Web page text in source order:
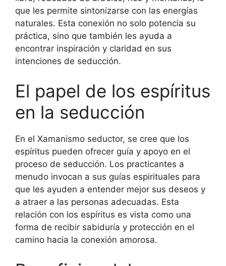
que les permite sintonizarse con las energías
naturales. Esta conexión no solo potencia su
práctica, sino que también les ayuda a
encontrar inspiración y claridad en sus
intenciones de seducción.
El papel de los espíritus
en la seducción
En el Xamanismo seductor, se cree que los
espíritus pueden ofrecer guía y apoyo en el
proceso de seducción. Los practicantes a
menudo invocan a sus guías espirituales para
que les ayuden a entender mejor sus deseos y
a atraer a las personas adecuadas. Esta
relación con los espíritus es vista como una
forma de recibir sabiduría y protección en el
camino hacia la conexión amorosa.